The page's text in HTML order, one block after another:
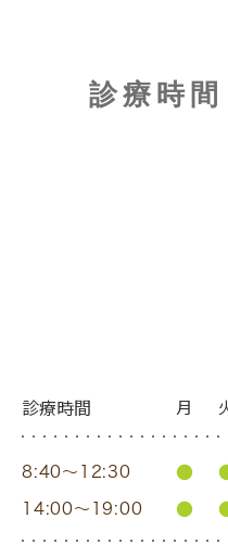
マイナンバーカードが保
診療時
診療時間 月
8:40〜12:30 ●
14:00〜19:00 ●